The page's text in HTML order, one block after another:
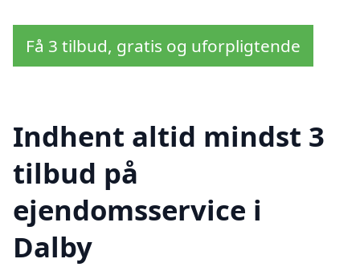
Få 3 tilbud, gratis og uforpligtende
Indhent altid mindst 3
tilbud på
ejendomsservice i
Dalby